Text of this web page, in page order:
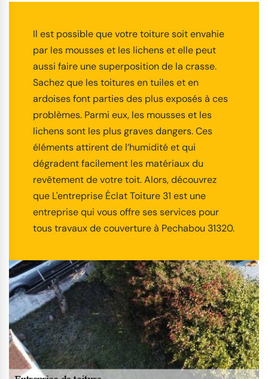
Il est possible que votre toiture soit envahie
par les mousses et les lichens et elle peut
aussi faire une superposition de la crasse.
Sachez que les toitures en tuiles et en
ardoises font parties des plus exposés à ces
problèmes. Parmi eux, les mousses et les
lichens sont les plus graves dangers. Ces
éléments attirent de l’humidité et qui
dégradent facilement les matériaux du
revêtement de votre toit. Alors, découvrez
que L'entreprise Éclat Toiture 31 est une
entreprise qui vous offre ses services pour
tous travaux de couverture à Pechabou 31320.